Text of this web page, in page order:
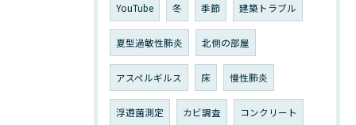
YouTube 冬 季節 建築トラブル
夏型過敏性肺炎 北側の部屋
アスペルギルス 床 慢性肺炎
浮遊菌測定 カビ調査 コンクリート